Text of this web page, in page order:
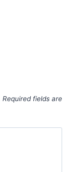
Required fields are